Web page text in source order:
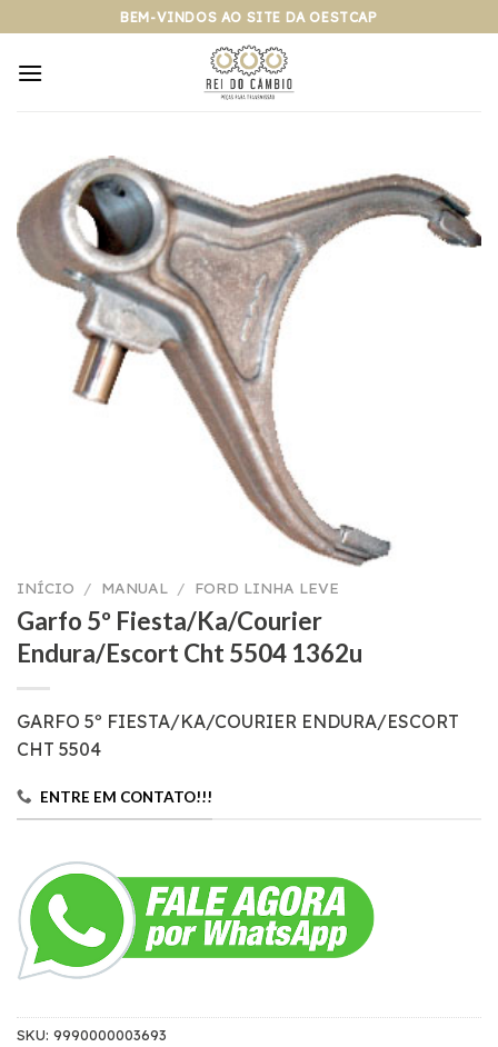
para
BEM-VINDOS AO SITE DA OESTCAP
INÍCIO / MANUAL / FORD LINHA LEVE
Garfo 5º Fiesta/Ka/Courier
Endura/Escort Cht 5504 1362u
GARFO 5º FIESTA/KA/COURIER ENDURA/ESCORT
CHT 5504
ENTRE EM CONTATO!!!
SKU: 9990000003693